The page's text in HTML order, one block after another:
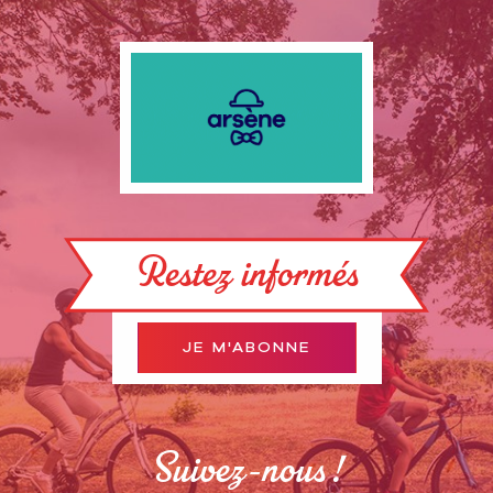
Restez informés
JE M'ABONNE
Suivez-nous !